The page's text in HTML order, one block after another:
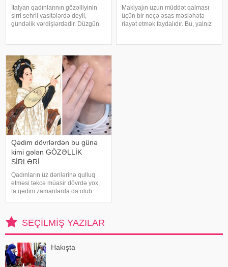
İtalyan qadınlarının gözəlliyinin
sirri sehrli vasitələrdə deyil,
gündəlik vərdişlərdədir. Düzgün
qadınlıqlarını qorumağa kömə
Makiyajın uzun müddət qalması
üçün bir neçə əsas məsləhətə
riayət etmək faydalıdır. Bu, yalnız
Qədim dövrlərdən bu günə
kimi gələn GÖZƏLLİK
SİRLƏRİ
Qadınların üz dərilərinə qulluq
etməsi təkcə müasir dövrdə yox,
ta qədim zamanlarda da olub.
vasitələrlə dərilərinə qulluq
ediblər. Belə ki, gül suyu ən çox
üstünlü
SEÇILMIŞ YAZILAR
Hakışta